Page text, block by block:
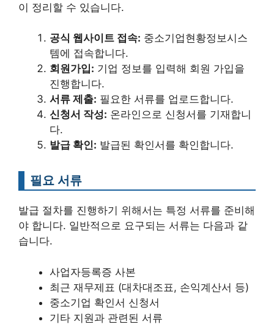
이 정리할 수 있습니다.
공식 웹사이트 접속: 중소기업현황정보시스
템에 접속합니다.
회원가입: 기업 정보를 입력해 회원 가입을
진행합니다.
서류 제출: 필요한 서류를 업로드합니다.
신청서 작성: 온라인으로 신청서를 기재합니
다.
발급 확인: 발급된 확인서를 확인합니다.
필요 서류
발급 절차를 진행하기 위해서는 특정 서류를 준비해
야 합니다. 일반적으로 요구되는 서류는 다음과 같
습니다.
사업자등록증 사본
최근 재무제표 (대차대조표, 손익계산서 등)
중소기업 확인서 신청서
기타 지원과 관련된 서류